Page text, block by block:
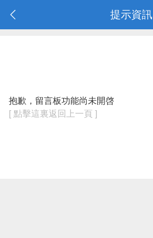
提示資訊
抱歉，留言板功能尚未開啓
[ 點擊這裏返回上一頁 ]